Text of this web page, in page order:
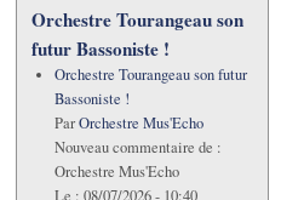
Orchestre Tourangeau son
futur Bassoniste !
Orchestre Tourangeau son futur
Bassoniste !
ParOrchestre Mus'Echo
Nouveau commentaire de :
Orchestre Mus'Echo
Le : 08/07/2026 - 10:40